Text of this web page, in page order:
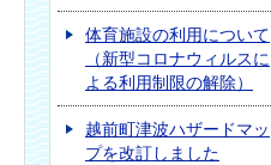
体育施設の利用について
（新型コロナウィルスに
よる利用制限の解除）
越前町津波ハザードマッ
プを改訂しました